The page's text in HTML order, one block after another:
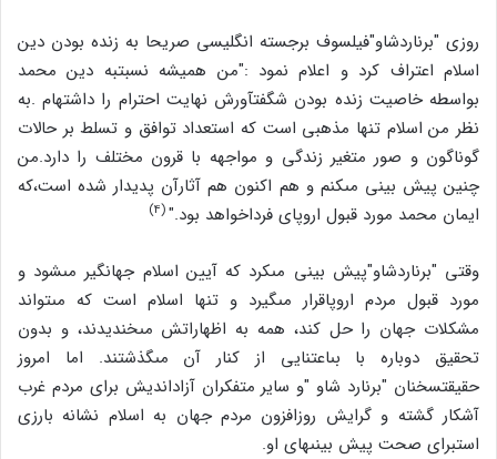
روزى "برناردشاو"فیلسوف برجسته انگلیسى صریحا به زنده بودن دین
اسلام اعتراف کرد و اعلام نمود :"من همیشه نسبت‏به دین محمد
بواسطه خاصیت زنده بودن شگفت‏آورش نهایت احترام را داشته‏ام .به
نظر من اسلام تنها مذهبى است که استعداد توافق و تسلط بر حالات
گوناگون و صور متغیر زندگى و مواجهه با قرون مختلف را دارد.من
چنین پیش بینى مى‏کنم و هم اکنون هم آثارآن پدیدار شده است،که
ایمان محمد مورد قبول اروپاى فرداخواهد بود."(۴)
وقتى "برناردشاو"پیش بینى مى‏کرد که آیین اسلام جهانگیر مى‏شود و
مورد قبول مردم اروپاقرار مى‏گیرد و تنها اسلام است که مى‏تواند
مشکلات جهان را حل کند، همه به اظهاراتش مى‏خندیدند، و بدون
تحقیق دوباره با بى‏اعتنایى از کنار آن مى‏گذشتند. اما امروز
حقیقت‏سخنان "برنارد شاو "و سایر متفکران آزاداندیش براى مردم غرب
آشکار گشته و گرایش روزافزون مردم جهان به اسلام نشانه بارزى
است‏براى صحت پیش بینى‏هاى او.